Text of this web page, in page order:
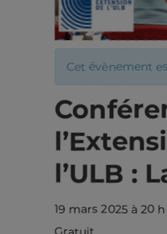
Cet évènement
l’ULB :
19 mars 2025 à 20